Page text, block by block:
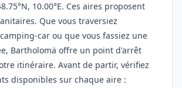
10.00°E. Ces aires proposent
Que vous traversiez
car ou que vous fassiez une
Bartholomä offre un point d'arrêt
itinéraire. Avant de partir, vérifiez
disponibles sur chaque aire :